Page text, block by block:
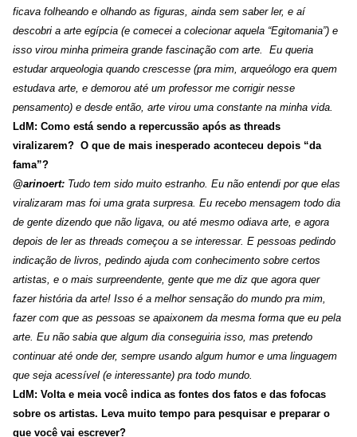
ficava folheando e olhando as figuras, ainda sem saber ler, e aí
descobri a arte egípcia (e comecei a colecionar aquela “Egitomania”) e
isso virou minha primeira grande fascinação com arte. Eu queria
estudar arqueologia quando crescesse (pra mim, arqueólogo era quem
estudava arte, e demorou até um professor me corrigir nesse
pensamento) e desde então, arte virou uma constante na minha vida.
LdM: Como está sendo a repercussão após as threads
viralizarem? O que de mais inesperado aconteceu depois “da
fama”?
@arinoert: Tudo tem sido muito estranho. Eu não entendi por que elas
viralizaram mas foi uma grata surpresa. Eu recebo mensagem todo dia
de gente dizendo que não ligava, ou até mesmo odiava arte, e agora
depois de ler as threads começou a se interessar. E pessoas pedindo
indicação de livros, pedindo ajuda com conhecimento sobre certos
artistas, e o mais surpreendente, gente que me diz que agora quer
fazer história da arte! Isso é a melhor sensação do mundo pra mim,
fazer com que as pessoas se apaixonem da mesma forma que eu pela
arte. Eu não sabia que algum dia conseguiria isso, mas pretendo
continuar até onde der, sempre usando algum humor e uma linguagem
que seja acessível (e interessante) pra todo mundo.
LdM: Volta e meia você indica as fontes dos fatos e das fofocas
sobre os artistas. Leva muito tempo para pesquisar e preparar o
que você vai escrever?